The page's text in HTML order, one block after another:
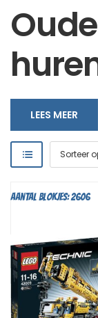
klassieke
LEES MEER
Aantal blokjes: 2606